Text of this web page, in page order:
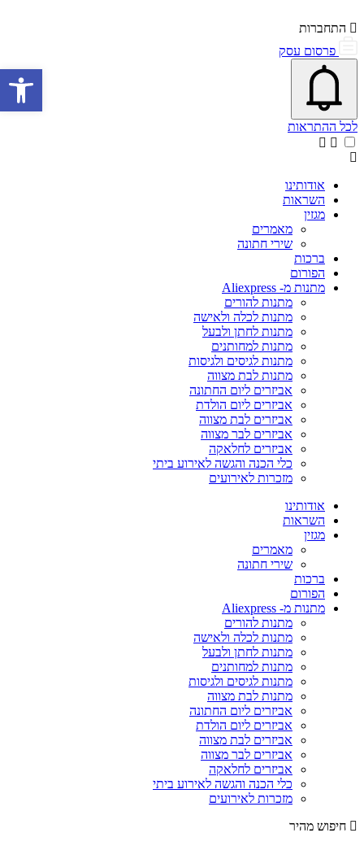
התחברות
פרסום עסק
פתיחת\סגירת מרכז התראות
אייקון פעמון
לכל ההתראות
אודותינו
השראות
מגזין
מאמרים
שירי חתונה
ברכות
הפורום
מתנות מ- Aliexpress
מתנות להורים
מתנות לכלה ולאישה
מתנות לחתן ולבעל
מתנות למחותנים
מתנות לגיסים ולגיסות
מתנות לבת מצווה
אביזרים ליום החתונה
אביזרים ליום הולדת
אביזרים לבת מצווה
אביזרים לבר מצווה
אביזרים לחלאקה
כלי הכנה והגשה לאירוע ביתי
מזכרות לאירועים
אודותינו
השראות
מגזין
מאמרים
שירי חתונה
ברכות
הפורום
מתנות מ- Aliexpress
מתנות להורים
מתנות לכלה ולאישה
מתנות לחתן ולבעל
מתנות למחותנים
מתנות לגיסים ולגיסות
מתנות לבת מצווה
אביזרים ליום החתונה
אביזרים ליום הולדת
אביזרים לבת מצווה
אביזרים לבר מצווה
אביזרים לחלאקה
כלי הכנה והגשה לאירוע ביתי
מזכרות לאירועים
חיפוש מהיר